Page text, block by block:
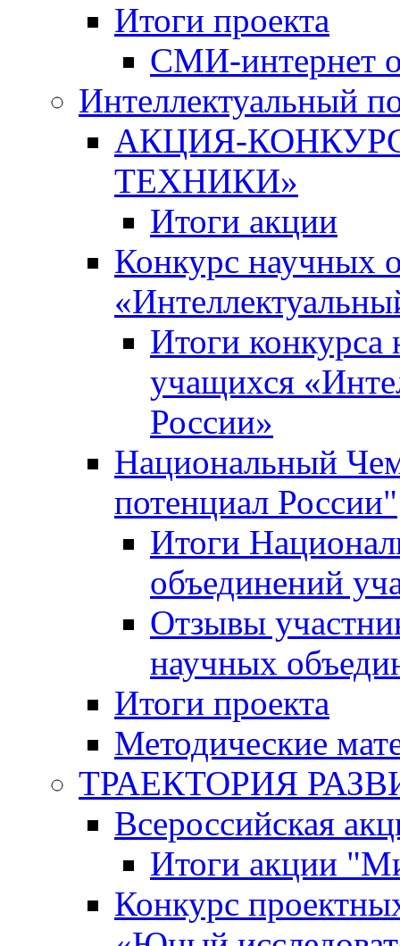
Итоги проекта
СМИ-интернет
Интеллектуальный
АКЦИЯ-
ТЕХНИКИ»
Итоги акции
Конкурс научных
Итоги
учащихся
России»
Национальный
потенциал России"
Итоги
объединений
Отзывы
научных
Итоги проекта
Методические
ТРАЕКТОРИЯ
Всероссийская
Итоги акции
Конкурс